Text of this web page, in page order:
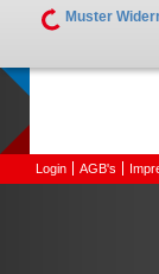
Muster
Login AGB's